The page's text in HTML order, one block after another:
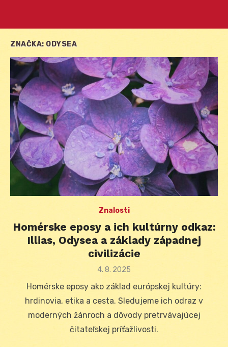
ZNAČKA: ODYSEA
Znalosti
Homérske eposy a ich kultúrny odkaz:
Illias, Odysea a základy západnej
civilizácie
Posted
4. 8. 2025
Homérske eposy ako základ európskej kultúry:
hrdinovia, etika a cesta. Sledujeme ich odraz v
moderných žánroch a dôvody pretrvávajúcej
čitateľskej príťažlivosti.